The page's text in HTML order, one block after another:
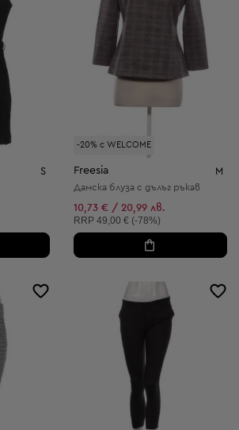
S
-20% с WELCOME
Freesia M
Дамска блуза с дълъг ръкав
10,73 € / 20,99 лв.
Препоръчителна цена:
RRP 49,00 € (-78%)